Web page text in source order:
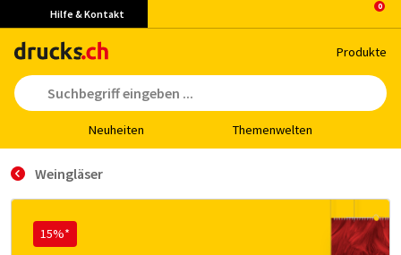
Hilfe & Kontakt
Pro­duk­te
Neu­hei­ten The­men­wel­ten
Weingläser
15%*